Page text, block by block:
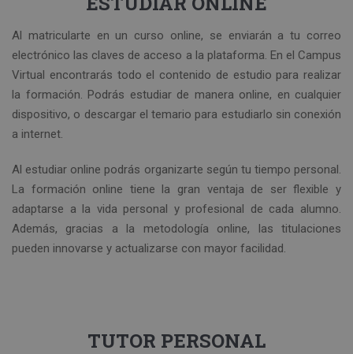
Al matricularte en un curso online, se enviarán a tu correo
electrónico las claves de acceso a la plataforma. En el Campus
Virtual encontrarás todo el contenido de estudio para realizar
la formación. Podrás estudiar de manera online, en cualquier
dispositivo, o descargar el temario para estudiarlo sin conexión
a internet.
Al estudiar online podrás organizarte según tu tiempo personal.
La formación online tiene la gran ventaja de ser flexible y
adaptarse a la vida personal y profesional de cada alumno.
Además, gracias a la metodología online, las titulaciones
pueden innovarse y actualizarse con mayor facilidad.
TUTOR PERSONAL